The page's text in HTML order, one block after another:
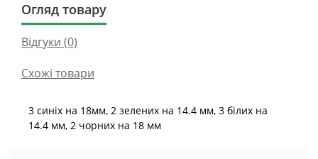
Огляд товару
Відгуки (0)
Схожі товари
3 синіх на 18мм, 2 зелених на 14.4 мм, 3 білих на
14.4 мм, 2 чорних на 18 мм